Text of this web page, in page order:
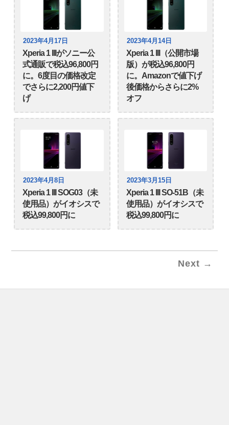
2023年4月17日
Xperia 1 IIIがソニー公
式通販で税込96,800円
に。6度目の価格改定
でさらに2,200円値下
げ
2023年4月14日
Xperia 1 III（公開市場
版）が税込96,800円
に。Amazonで値下げ
後価格からさらに2%
オフ
2023年4月8日
Xperia 1 III SOG03（未
使用品）がイオシスで
税込99,800円に
2023年3月15日
Xperia 1 III SO-51B（未
使用品）がイオシスで
税込99,800円に
Next →